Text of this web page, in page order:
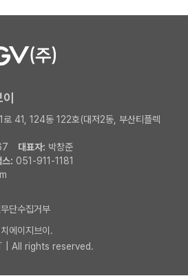
로 41, 124동 122호(대저2동, 부산티플렉
대표자: 박창준
스: 051-911-1181
단수집거부
에이지브이.
| All rights reserved.